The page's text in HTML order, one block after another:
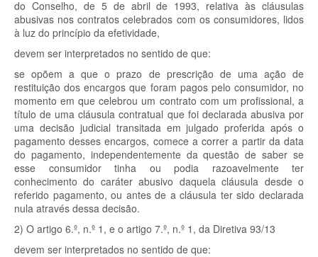
do Conselho, de 5 de abril de 1993, relativa às cláusulas
abusivas nos contratos celebrados com os consumidores, lidos
à luz do princípio da efetividade,
devem ser interpretados no sentido de que:
se opõem a que o prazo de prescrição de uma ação de
restituição dos encargos que foram pagos pelo consumidor, no
momento em que celebrou um contrato com um profissional, a
título de uma cláusula contratual que foi declarada abusiva por
uma decisão judicial transitada em julgado proferida após o
pagamento desses encargos, comece a correr a partir da data
do pagamento, independentemente da questão de saber se
esse consumidor tinha ou podia razoavelmente ter
conhecimento do caráter abusivo daquela cláusula desde o
referido pagamento, ou antes de a cláusula ter sido declarada
nula através dessa decisão.
2) O artigo 6.º, n.º 1, e o artigo 7.º, n.º 1, da Diretiva 93/13
devem ser interpretados no sentido de que: